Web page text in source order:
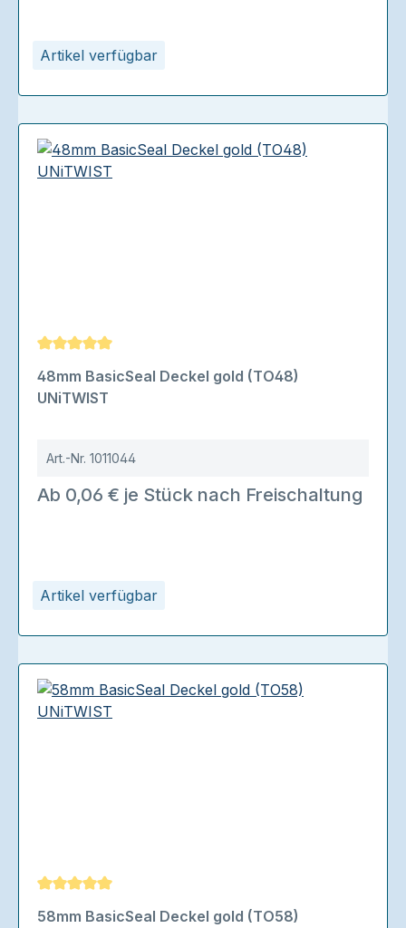
Artikel verfügbar
Artikel verfügbar
Durchschnittliche Bewertung von 5 von 5 Sternen
48mm BasicSeal Deckel gold (TO48)
UNiTWIST
Art.-Nr. 1011044
Ab 0,06 € je Stück nach Freischaltung
Durchschnittliche Bewertung von 5 von 5 Sternen
58mm BasicSeal Deckel gold (TO58)